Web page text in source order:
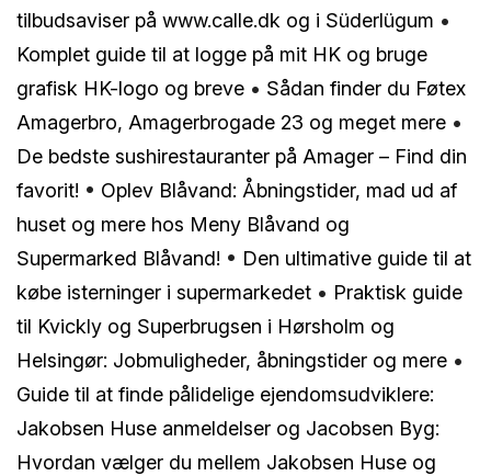
tilbudsaviser på www.calle.dk og i Süderlügum •
Komplet guide til at logge på mit HK og bruge
grafisk HK-logo og breve • Sådan finder du Føtex
Amagerbro, Amagerbrogade 23 og meget mere •
De bedste sushirestauranter på Amager – Find din
favorit! • Oplev Blåvand: Åbningstider, mad ud af
huset og mere hos Meny Blåvand og
Supermarked Blåvand! • Den ultimative guide til at
købe isterninger i supermarkedet • Praktisk guide
til Kvickly og Superbrugsen i Hørsholm og
Helsingør: Jobmuligheder, åbningstider og mere •
Guide til at finde pålidelige ejendomsudviklere:
Jakobsen Huse anmeldelser og Jacobsen Byg:
Hvordan vælger du mellem Jakobsen Huse og